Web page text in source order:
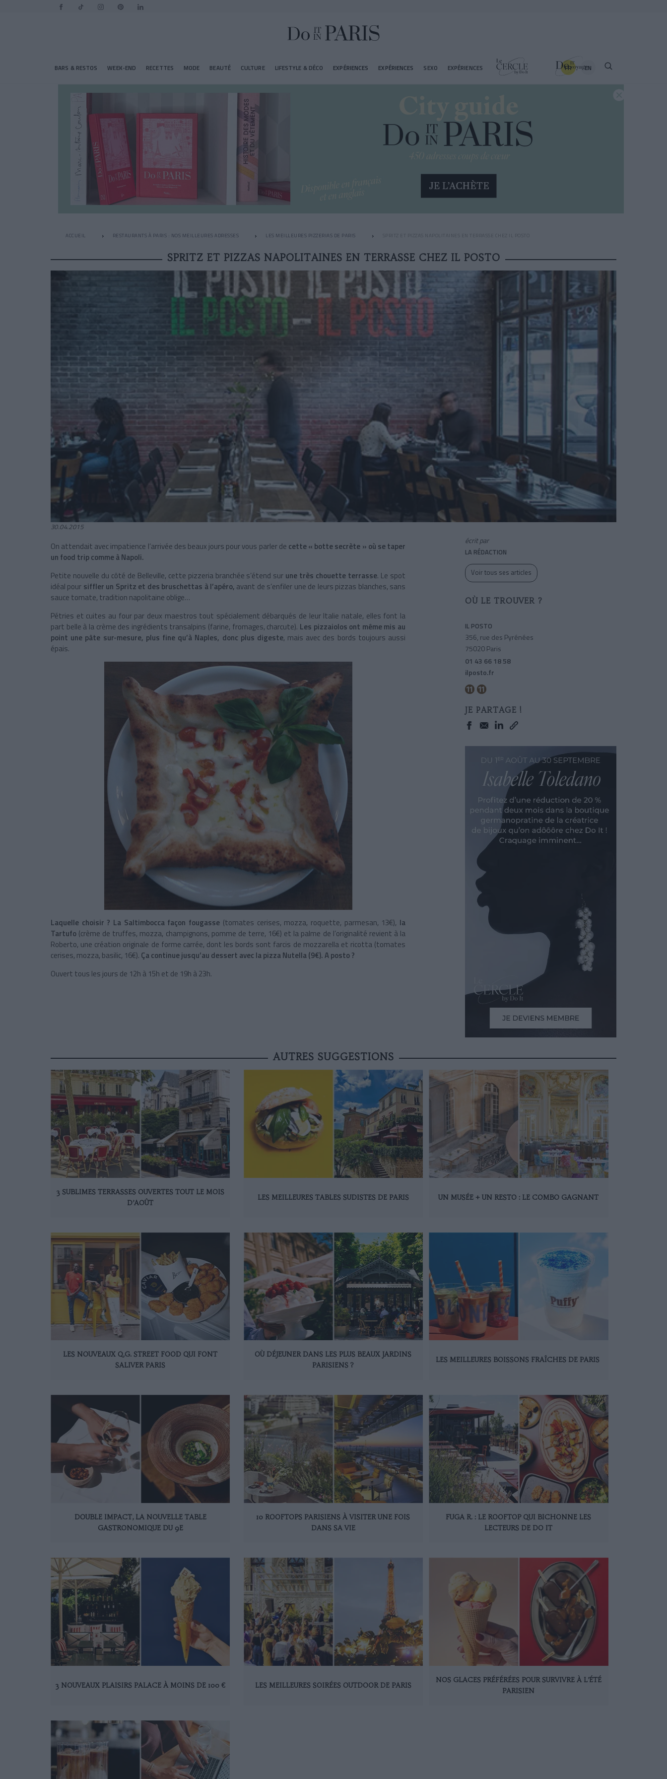
BARS & RESTOS WEEK-END RECETTES MODE BEAUTÉ CULTURE LIFESTYLE & DÉCO EXPÉRIENCES EXPÉRIENCES SEXO EXPÉRIENCES FR EN
ACCUEIL RESTAURANTS À PARIS : NOS MEILLEURES ADRESSES LES MEILLEURES PIZZERIAS DE PARIS SPRITZ ET PIZZAS NAPOLITAINES EN TERRASSE CHEZ IL POSTO
SPRITZ ET PIZZAS NAPOLITAINES EN TERRASSE CHEZ IL POSTO
30.04.2015
On attendait avec impatience l’arrivée des beaux jours pour vous parler de cette « botte secrète » où se taper
un food trip comme à Napoli.
Petite nouvelle du côté de Belleville, cette pizzeria branchée s’étend sur une très chouette terrasse. Le spot
idéal pour siffler un Spritz et des bruschettas à l’apéro, avant de s’enfiler une de leurs pizzas blanches, sans
sauce tomate, tradition napolitaine oblige…
Pétries et cuites au four par deux maestros tout spécialement débarqués de leur Italie natale, elles font la
part belle à la crème des ingrédients transalpins (farine, fromages, charcute). Les pizzaiolos ont même mis au
point une pâte sur-mesure, plus fine qu’à Naples, donc plus digeste, mais avec des bords toujours aussi
épais.
Laquelle choisir ? La Saltimbocca façon fougasse (tomates cerises, mozza, roquette, parmesan, 13€), la
Tartufo (crème de truffes, mozza, champignons, pomme de terre, 16€) et la palme de l’originalité revient à la
Roberto, une création originale de forme carrée, dont les bords sont farcis de mozzarella et ricotta (tomates
cerises, mozza, basilic, 16€). Ça continue jusqu’au dessert avec la pizza Nutella (9€). A posto ?
Ouvert tous les jours de 12h à 15h et de 19h à 23h.
écrit par
LA RÉDACTION
Voir tous ses articles
OÙ LE TROUVER ?
IL POSTO
356, rue des Pyrénées
75020 Paris
01 43 66 18 58
ilposto.fr
JE PARTAGE !
AUTRES SUGGESTIONS
3 SUBLIMES TERRASSES OUVERTES TOUT LE MOIS
D’AOÛT
LES MEILLEURES TABLES SUDISTES DE PARIS UN MUSÉE + UN RESTO : LE COMBO GAGNANT
LES NOUVEAUX Q.G. STREET FOOD QUI FONT
SALIVER PARIS
OÙ DÉJEUNER DANS LES PLUS BEAUX JARDINS
PARISIENS ?
LES MEILLEURES BOISSONS FRAÎCHES DE PARIS
DOUBLE IMPACT, LA NOUVELLE TABLE
GASTRONOMIQUE DU 9E
10 ROOFTOPS PARISIENS À VISITER UNE FOIS
DANS SA VIE
FUGA R. : LE ROOFTOP QUI BICHONNE LES
LECTEURS DE DO IT
3 NOUVEAUX PLAISIRS PALACE À MOINS DE 100 € LES MEILLEURES SOIRÉES OUTDOOR DE PARIS
NOS GLACES PRÉFÉRÉES POUR SURVIVRE À L’ÉTÉ
PARISIEN